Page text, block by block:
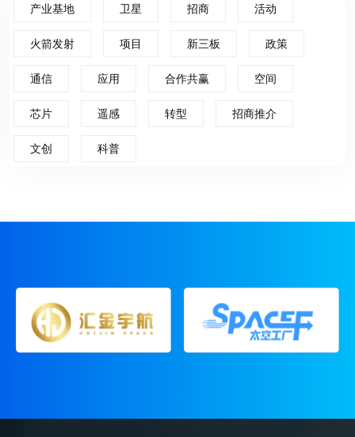
产业基地 卫星 招商 活动
火箭发射 项目 新三板 政策
通信 应用 合作共赢 空间
芯片 遥感 转型 招商推介
文创 科普